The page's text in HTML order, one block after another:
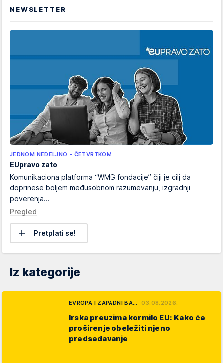
NEWSLETTER
JEDNOM NEDELJNO - ČETVRTKOM
EUpravo zato
Komunikaciona platforma “WMG fondacije” čiji je cilj da
doprinese boljem međusobnom razumevanju, izgradnji
poverenja...
Pregled
Pretplati se!
Iz kategorije
EVROPA I ZAPADNI BA… 03.08.2026.
Irska preuzima kormilo EU: Kako će
proširenje obeležiti njeno
predsedavanje